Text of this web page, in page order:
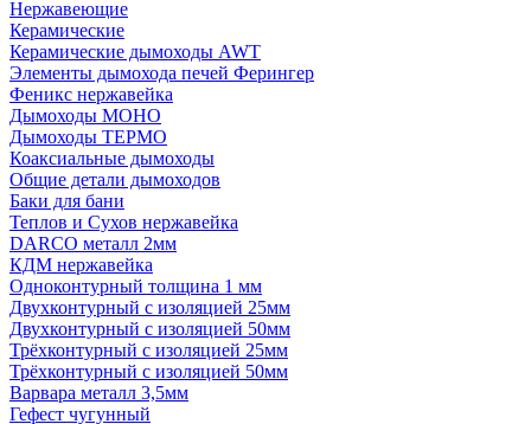
Нержавеющие
Керамические
Керамические дымоходы AWT
Элементы дымохода печей Ферингер
Феникс нержавейка
Дымоходы МОНО
Дымоходы ТЕРМО
Коаксиальные дымоходы
Общие детали дымоходов
Баки для бани
Теплов и Сухов нержавейка
DARCO металл 2мм
КДМ нержавейка
Одноконтурный толщина 1 мм
Двухконтурный с изоляцией 25мм
Двухконтурный с изоляцией 50мм
Трёхконтурный с изоляцией 25мм
Трёхконтурный с изоляцией 50мм
Варвара металл 3,5мм
Гефест чугунный